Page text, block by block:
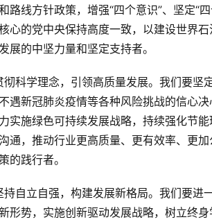
路线方针政策，增强“四个意识”、坚定“
心的党中央保持高度一致，以建设世界
展的中坚力量和坚定支持者。
彻科学理念，引领高质量发展。 我们要坚
遇新冠肺炎疫情等各种风险挑战的信心
实施绿色可持续发展战略，持续强化节
通，推动行业更高质量、更有效率、更
的践行者。
持自立自强，构建发展新格局。 我们要进
形势，实施创新驱动发展战略，树立终